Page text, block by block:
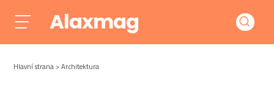
Alaxmag
Hlavní strana Architektura